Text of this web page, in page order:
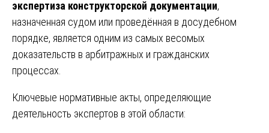
экспертиза конструкторской документации,
назначенная судом или проведённая в досудебном
порядке, является одним из самых весомых
доказательств в арбитражных и гражданских
процессах.
Ключевые нормативные акты, определяющие
деятельность экспертов в этой области: